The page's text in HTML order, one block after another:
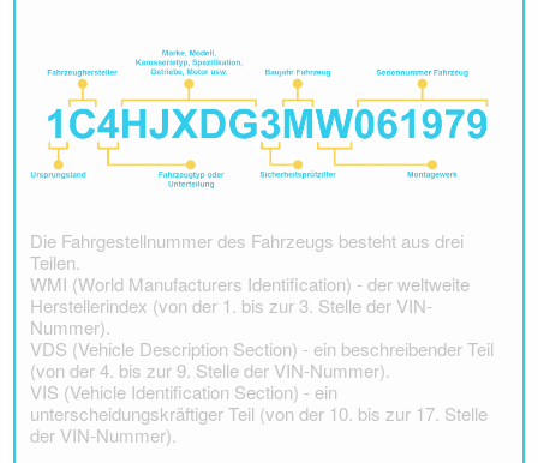
Die Fahrgestellnummer des Fahrzeugs besteht aus drei
Teilen.
WMI (World Manufacturers Identification) - der weltweite
Herstellerindex (von der 1. bis zur 3. Stelle der VIN-
Nummer).
VDS (Vehicle Description Section) - ein beschreibender Teil
(von der 4. bis zur 9. Stelle der VIN-Nummer).
VIS (Vehicle Identification Section) - ein
unterscheidungskräftiger Teil (von der 10. bis zur 17. Stelle
der VIN-Nummer).